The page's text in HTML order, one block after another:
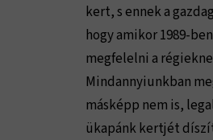
kert, s ennek a
hogy amikor 1989-
megfelelni a
Mindannyiunkban
másképp nem is,
ükapánk kertjét